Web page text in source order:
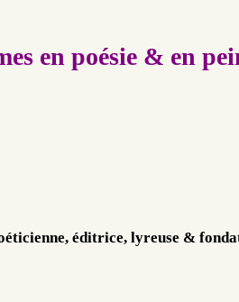
en poésie & en
éditrice, lyreuse &